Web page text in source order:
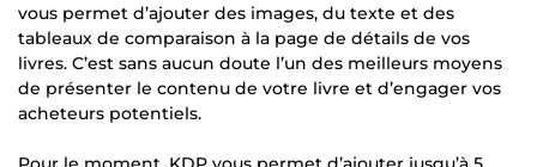
vous permet d’ajouter des images, du texte et des
tableaux de comparaison à la page de détails de vos
livres. C’est sans aucun doute l’un des meilleurs moyens
de présenter le contenu de votre livre et d’engager vos
acheteurs potentiels.